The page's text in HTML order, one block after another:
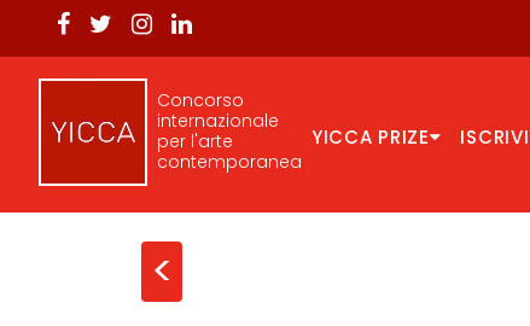
Concorso
internazionale
per l'arte
contemporanea
YICCA PRIZE
<